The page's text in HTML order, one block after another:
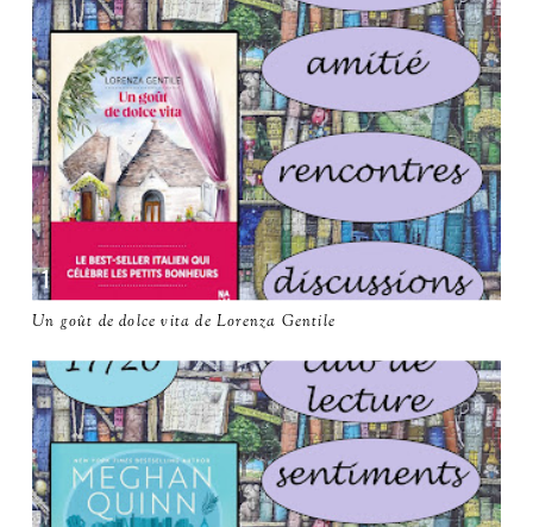
Un goût de dolce vita de Lorenza Gentile